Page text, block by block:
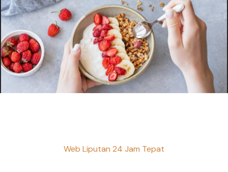
Web Liputan 24 Jam Tepat